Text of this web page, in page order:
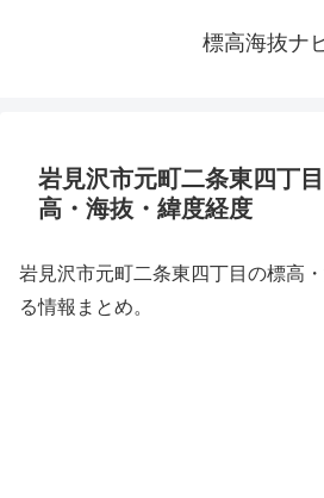
標高海抜ナ
岩見沢市元町二条東四丁
高・海抜・緯度経度
岩見沢市元町二条東四丁目の標高
る情報まとめ。